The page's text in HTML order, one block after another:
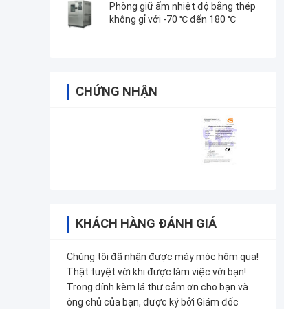
Phòng giữ ẩm nhiệt độ bằng thép
không gỉ với -70 ℃ đến 180 ℃
CHỨNG NHẬN
KHÁCH HÀNG ĐÁNH GIÁ
Chúng tôi đã nhận được máy móc hôm qua!
Thật tuyệt vời khi được làm việc với bạn!
Trong đính kèm lá thư cảm ơn cho bạn và
ông chủ của bạn, được ký bởi Giám đốc